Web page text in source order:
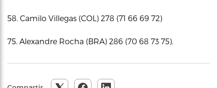
58. Camilo Villegas (COL) 278 (71 66 69 72)
75. Alexandre Rocha (BRA) 286 (70 68 73 75).